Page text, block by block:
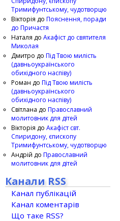
Тримифунтському, чудотворцю
Вікторія до Пояснення, поради
до Причастя
Наталя до Акафіст до святителя
Миколая
Дмитро до Під Твою милість
(давньоукраїнського
обихідного наспіву)
Роман до Під Твою милість
(давньоукраїнського
обихідного наспіву)
Світлана до Православний
молитовник для дітей
Вікторія до Акафіст свт.
Спиридону, єпископу
Тримифунтському, чудотворцю
Андрій до Православний
молитовник для дітей
Канали RSS
Канал публікацій
Канал коментарів
Що таке RSS?